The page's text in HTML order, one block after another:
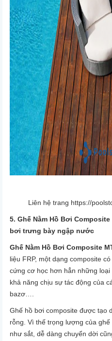
Liên hệ trang https://
5. Ghế Nằm Hồ Bơi Composite
bơi trưng bày ngập nước
Ghế Nằm Hồ Bơi Composite
liệu FRP, một dạng composite
cứng cơ học hơn hẳn những
khả năng chịu sự tác động của
bazơ….
Ghế hồ bơi composite được tạo
rỗng. Vì thế trọng lượng của
như sắt, dễ dàng chuyển dời